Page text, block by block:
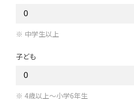
中学生以上
子ども
4歳以上～小学6年生